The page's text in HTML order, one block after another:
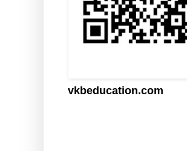
vkbeducation.com